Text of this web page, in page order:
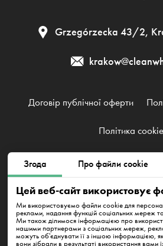
Згода Про файли cookie
Цей веб-сайт використовує
Ми використовуємо файли cookie для
реклами, надання функцій соціальних мереж
Ми також ділимося інформацією про
нашими партнерами з соціальних мереж,
можуть об'єднувати її з іншою інформацією,
вони зібрали в результаті використання вами
Grzegórzecka 43/2,
Договір публічної оферти
Політика cookie
Clean Whale Sp. z o.o., KRS
REGON:
Grzegórzecka 43/2,